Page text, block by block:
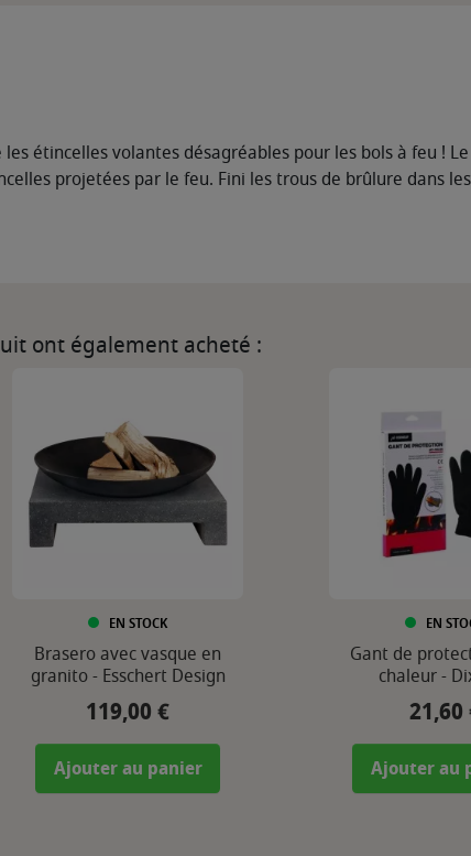
étincelles volantes désagréables pour les bols à feu !
projetées par le feu. Fini les trous de brûlure dans
ont également acheté :
EN STOCK
Brasero avec vasque en
granito - Esschert Design
Prix
119,00 €
Ajouter au panier
EN
Gant de
chaleur -
Prix
21,60
Ajouter au